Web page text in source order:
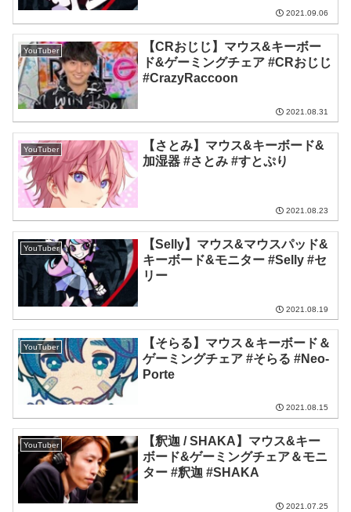
2021.09.06
YouTuber
【CRおじじ】マウス&キーボー
ド&ゲーミングチェア #CRおじじ
#CrazyRaccoon
2021.08.31
YouTuber
【さとみ】マウス&キーボード&
加湿器 #さとみ #すとぷり
2021.08.23
YouTuber
【Selly】マウス&マウスパッド&
キーボード&モニター #Selly #セ
リー
2021.08.19
YouTuber
【そらる】マウス＆キーボード＆
ゲーミングチェア #そらる #Neo-
Porte
2021.08.15
YouTuber
【釈迦 / SHAKA】マウス&キー
ボード&ゲーミングチェア＆モニ
ター #釈迦 #SHAKA
2021.07.25